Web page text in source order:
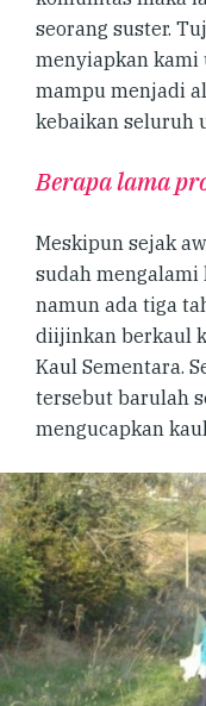
seorang suster.
menyiapkan kami
mampu menjadi
kebaikan seluruh
Berapa lama
Meskipun sejak
sudah mengalami
namun ada tiga
diijinkan berkaul
Kaul Sementara.
tersebut barulah
mengucapkan